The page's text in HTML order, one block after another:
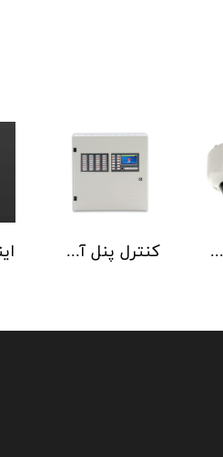
کنترل پنل آدرس پذیر C-TEC سری ZFP یک تا 4 لوپ کابینت استاندارد دتکتور دود آدرس پذیر هوچیکی Hochiki مدل ALN-EN SCI